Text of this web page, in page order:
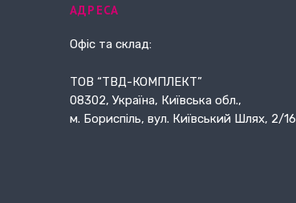
АДРЕСА
Офіс та склад:
ТОВ “ТВД-КОМПЛЕКТ”
08302, Україна, Київська обл.,
м. Бориспіль, вул. Київський Шлях, 2/16